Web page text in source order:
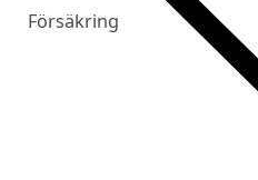
Försäkring